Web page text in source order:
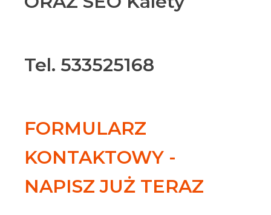
Tel. 533525168
FORMULARZ
KONTAKTOWY -
NAPISZ JUŻ TERAZ